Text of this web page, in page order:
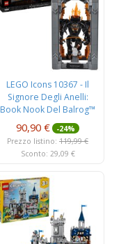
LEGO Icons 10367 - Il
Signore Degli Anelli:
Book Nook Del Balrog™
90,90 €
-24%
Prezzo listino: 119,99 €
Sconto: 29,09 €